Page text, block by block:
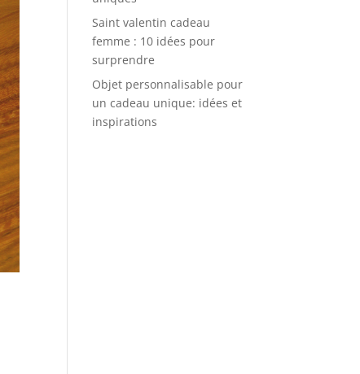
Saint valentin cadeau
femme : 10 idées pour
surprendre
Objet personnalisable pour
un cadeau unique: idées et
inspirations